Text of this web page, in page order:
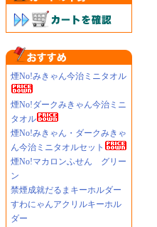
煙No!みきゃん今治ミニタオル
煙No!ダークみきゃん今治ミニ
タオル
煙No!みきゃん・ダークみきゃ
ん今治ミニタオルセット
煙No!マカロンふせん グリー
ン
禁煙成就だるまキーホルダー
すわにゃんアクリルキーホル
ダー